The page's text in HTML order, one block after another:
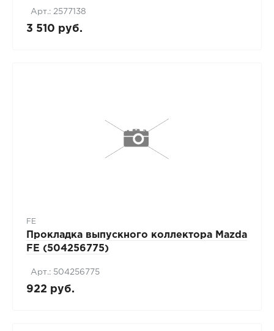
Арт.: 2577138
3 510 руб.
FE
Прокладка выпускного коллектора Mazda
FE (504256775)
Арт.: 504256775
922 руб.